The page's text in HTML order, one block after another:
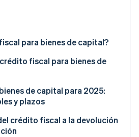
para bienes de capital?
fiscal para bienes de
de capital para 2025:
y plazos
crédito fiscal a la devolución